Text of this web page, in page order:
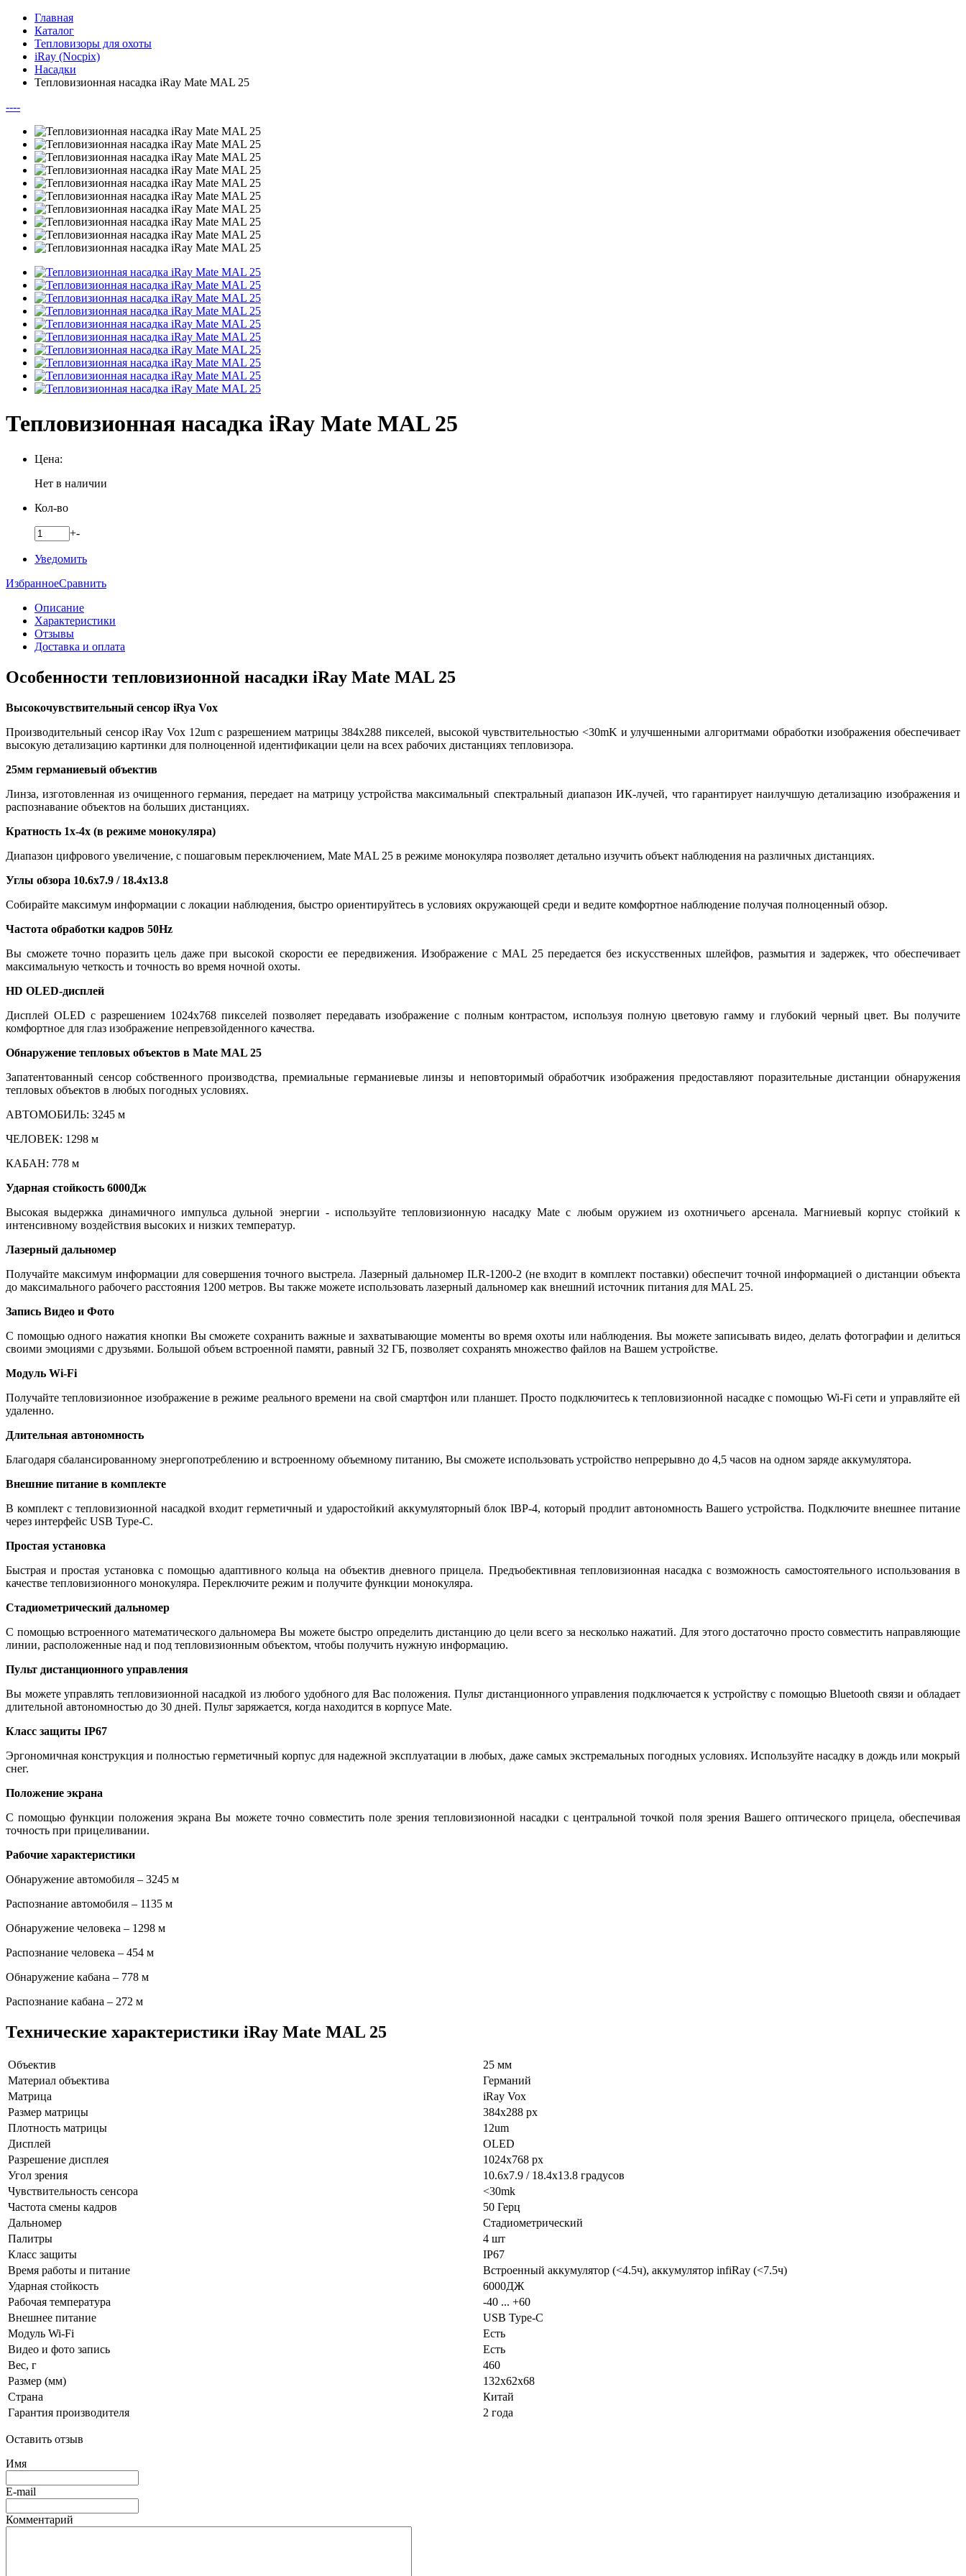
Главная
Каталог
Тепловизоры для охоты
iRay (Nocpix)
Насадки
Тепловизионная насадка iRay Mate MAL 25
----
Тепловизионная насадка iRay Mate MAL 25
Цена:
Нет в наличии
Кол-во
+-
Уведомить
ИзбранноеСравнить
Описание
Характеристики
Отзывы
Доставка и оплата
Особенности тепловизионной насадки iRay Mate MAL 25
Высокочувствительный сенсор iRya Vox
Производительный сенсор iRay Vox 12um с разрешением матрицы 384x288 пикселей, высокой чувствительностью <30mK и улучшенными алгоритмами обработки изображения обеспечивает
высокую детализацию картинки для полноценной идентификации цели на всех рабочих дистанциях тепловизора.
25мм германиевый объектив
Линза, изготовленная из очищенного германия, передает на матрицу устройства максимальный спектральный диапазон ИК-лучей, что гарантирует наилучшую детализацию изображения и
распознавание объектов на больших дистанциях.
Кратность 1x-4x (в режиме монокуляра)
Диапазон цифрового увеличение, с пошаговым переключением, Mate MAL 25 в режиме монокуляра позволяет детально изучить объект наблюдения на различных дистанциях.
Углы обзора 10.6x7.9 / 18.4x13.8
Собирайте максимум информации с локации наблюдения, быстро ориентируйтесь в условиях окружающей среди и ведите комфортное наблюдение получая полноценный обзор.
Частота обработки кадров 50Hz
Вы сможете точно поразить цель даже при высокой скорости ее передвижения. Изображение c MAL 25 передается без искусственных шлейфов, размытия и задержек, что обеспечивает
максимальную четкость и точность во время ночной охоты.
HD OLED-дисплей
Дисплей OLED с разрешением 1024x768 пикселей позволяет передавать изображение с полным контрастом, используя полную цветовую гамму и глубокий черный цвет. Вы получите
комфортное для глаз изображение непревзойденного качества.
Обнаружение тепловых объектов в Mate MAL 25
Запатентованный сенсор собственного производства, премиальные германиевые линзы и неповторимый обработчик изображения предоставляют поразительные дистанции обнаружения
тепловых объектов в любых погодных условиях.
АВТОМОБИЛЬ: 3245 м
ЧЕЛОВЕК: 1298 м
КАБАН: 778 м
Ударная стойкость 6000Дж
Высокая выдержка динамичного импульса дульной энергии - используйте тепловизионную насадку Mate с любым оружием из охотничьего арсенала. Магниевый корпус стойкий к
интенсивному воздействия высоких и низких температур.
Лазерный дальномер
Получайте максимум информации для совершения точного выстрела. Лазерный дальномер ILR-1200-2 (не входит в комплект поставки) обеспечит точной информацией о дистанции объекта
до максимального рабочего расстояния 1200 метров. Вы также можете использовать лазерный дальномер как внешний источник питания для MAL 25.
Запись Видео и Фото
С помощью одного нажатия кнопки Вы сможете сохранить важные и захватывающие моменты во время охоты или наблюдения. Вы можете записывать видео, делать фотографии и делиться
своими эмоциями с друзьями. Большой объем встроенной памяти, равный 32 ГБ, позволяет сохранять множество файлов на Вашем устройстве.
Модуль Wi-Fi
Получайте тепловизионное изображение в режиме реального времени на свой смартфон или планшет. Просто подключитесь к тепловизионной насадке с помощью Wi-Fi сети и управляйте ей
удаленно.
Длительная автономность
Благодаря сбалансированному энергопотреблению и встроенному объемному питанию, Вы сможете использовать устройство непрерывно до 4,5 часов на одном заряде аккумулятора.
Внешние питание в комплекте
В комплект с тепловизионной насадкой входит герметичный и ударостойкий аккумуляторный блок IBP-4, который продлит автономность Вашего устройства. Подключите внешнее питание
через интерфейс USB Type-C.
Простая установка
Быстрая и простая установка с помощью адаптивного кольца на объектив дневного прицела. Предъобективная тепловизионная насадка с возможность самостоятельного использования в
качестве тепловизионного монокуляра. Переключите режим и получите функции монокуляра.
Стадиометрический дальномер
С помощью встроенного математического дальномера Вы можете быстро определить дистанцию до цели всего за несколько нажатий. Для этого достаточно просто совместить направляющие
линии, расположенные над и под тепловизионным объектом, чтобы получить нужную информацию.
Пульт дистанционного управления
Вы можете управлять тепловизионной насадкой из любого удобного для Вас положения. Пульт дистанционного управления подключается к устройству с помощью Bluetooth связи и обладает
длительной автономностью до 30 дней. Пульт заряжается, когда находится в корпусе Mate.
Класс защиты IP67
Эргономичная конструкция и полностью герметичный корпус для надежной эксплуатации в любых, даже самых экстремальных погодных условиях. Используйте насадку в дождь или мокрый
снег.
Положение экрана
С помощью функции положения экрана Вы можете точно совместить поле зрения тепловизионной насадки с центральной точкой поля зрения Вашего оптического прицела, обеспечивая
точность при прицеливании.
Рабочие характеристики
Обнаружение автомобиля – 3245 м
Распознание автомобиля – 1135 м
Обнаружение человека – 1298 м
Распознание человека – 454 м
Обнаружение кабана – 778 м
Распознание кабана – 272 м
Технические характеристики iRay Mate MAL 25
Объектив
25 мм
Материал объектива
Германий
Матрица
iRay Vox
Размер матрицы
384x288 px
Плотность матрицы
12um
Дисплей
OLED
Разрешение дисплея
1024x768 px
Угол зрения
10.6x7.9 / 18.4x13.8 градусов
Чувствительность сенсора
<30mk
Частота смены кадров
50 Герц
Дальномер
Стадиометрический
Палитры
4 шт
Класс защиты
IP67
Время работы и питание
Встроенный аккумулятор (<4.5ч), аккумулятор infiRay (<7.5ч)
Ударная стойкость
6000ДЖ
Рабочая температура
-40 ... +60
Внешнее питание
USB Type-C
Модуль Wi-Fi
Есть
Видео и фото запись
Есть
Вес, г
460
Размер (мм)
132x62x68
Страна
Китай
Гарантия производителя
2 года
Оставить отзыв
Имя
E-mail
Комментарий